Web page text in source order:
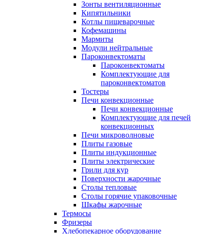
Зонты вентиляционные
Кипятильники
Котлы пищеварочные
Кофемашины
Мармиты
Модули нейтральные
Пароконвектоматы
Пароконвектоматы
Комплектующие для
пароконвектоматов
Тостеры
Печи конвекционные
Печи конвекционные
Комплектующие для печей
конвекционных
Печи микроволновые
Плиты газовые
Плиты индукционные
Плиты электрические
Грили для кур
Поверхности жарочные
Столы тепловые
Столы горячие упаковочные
Шкафы жарочные
Термосы
Фризеры
Хлебопекарное оборудование